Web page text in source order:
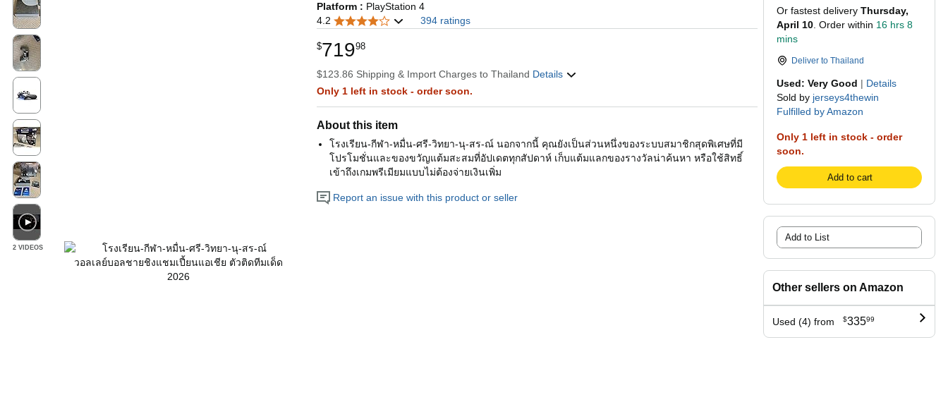
Or fastest delivery Thursday,
April 10 . Order within 16 hrs 8
mins
Deliver to Thailand
Used: Very Good | Details
Sold by jerseys4thewin
Fulfilled by Amazon
Only 1 left in stock - order
soon.
Add to cart
Add to List
Other sellers on Amazon
Used (4) from $33599
2 VIDEOS
Platform : PlayStation 4
4.2
394 ratings
$71998
$123.86 Shipping & Import Charges to Thailand Details
Only 1 left in stock - order soon.
About this item
โรงเรียน-กีฬา-หมื่น-ศรี-วิทยา-นุ-สร-ณ์ นอกจากนี้ คุณยังเป็นส่วนหนึ่งของระบบสมาชิกสุดพิเศษที่มี
โปรโมชั่นและของขวัญแต้มสะสมที่อัปเดตทุกสัปดาห์ เก็บแต้มแลกของรางวัลน่าค้นหา หรือใช้สิทธิ์
เข้าถึงเกมพรีเมียมแบบไม่ต้องจ่ายเงินเพิ่ม
Report an issue with this product or seller